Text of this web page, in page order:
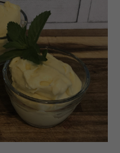
gibt es regelmäßig